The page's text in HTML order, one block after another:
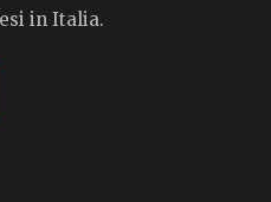
in Italia.